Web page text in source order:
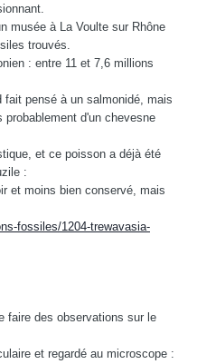
musée à La Voulte sur Rhône
trouvés.
: entre 11 et 7,6 millions
fait pensé à un salmonidé, mais
d'un chevesne
et ce poisson a déjà été
:
et moins bien conservé, mais
fossiles/1204-trewavasia-
faire des observations sur le
et regardé au microscope :